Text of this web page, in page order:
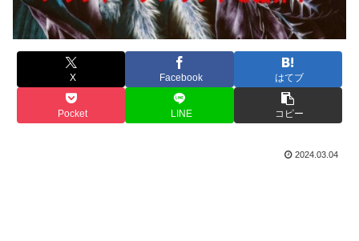
X Facebook はてブ
Pocket LINE コピー
2024.03.04